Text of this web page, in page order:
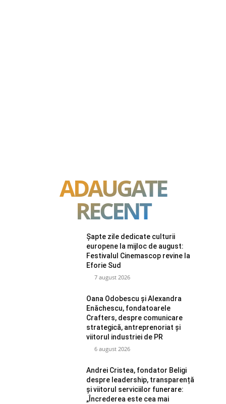
ADAUGATE
RECENT
Șapte zile dedicate culturii
europene la mijloc de august:
Festivalul Cinemascop revine la
Eforie Sud
7 august 2026
Oana Odobescu și Alexandra
Enăchescu, fondatoarele
Crafters, despre comunicare
strategică, antreprenoriat și
viitorul industriei de PR
6 august 2026
Andrei Cristea, fondator Beligi
despre leadership, transparență
și viitorul serviciilor funerare:
„Încrederea este cea mai